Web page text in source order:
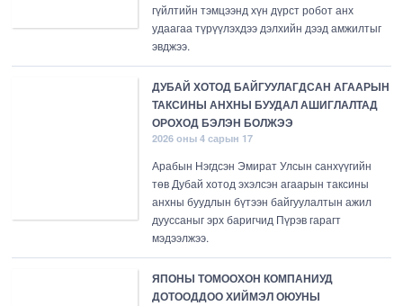
гүйлтийн тэмцээнд хүн дүрст робот анх
удаагаа түрүүлэхдээ дэлхийн дээд амжилтыг
эвджээ.
ДУБАЙ ХОТОД БАЙГУУЛАГДСАН АГААРЫН
ТАКСИНЫ АНХНЫ БУУДАЛ АШИГЛАЛТАД
ОРОХОД БЭЛЭН БОЛЖЭЭ
2026 оны 4 сарын 17
Арабын Нэгдсэн Эмират Улсын санхүүгийн
төв Дубай хотод эхэлсэн агаарын таксины
анхны буудлын бүтээн байгуулалтын ажил
дууссаныг эрх баригчид Пүрэв гарагт
мэдээлжээ.
ЯПОНЫ ТОМООХОН КОМПАНИУД
ДОТООДДОО ХИЙМЭЛ ОЮУНЫ